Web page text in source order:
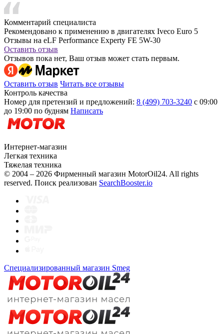
Комментарий специалиста
Рекомендовано к применению в двигателях Iveco Euro 5
Отзывы на eLF Performance Experty FE 5W-30
Оставить отзыв
Отзывов пока нет, Ваш отзыв может стать первым.
Оставить отзыв Читать все отзывы
Контроль качества
Номер для претензий и предложений: 8 (499) 703-3240 с 09:00
до 19:00 по будням Написать
Интернет-магазин
Легкая техника
Тяжелая техника
© 2004 – 2026 Фирменный магазин MotorOil24. All rights
reserved. Поиск реализован SearchBooster.io
Специализированный магазин Smeg